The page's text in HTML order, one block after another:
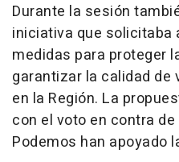
Durante la sesión
iniciativa que solicitaba
medidas para proteger
garantizar la calidad de
en la Región. La
con el voto en contra de
Podemos han apoyado